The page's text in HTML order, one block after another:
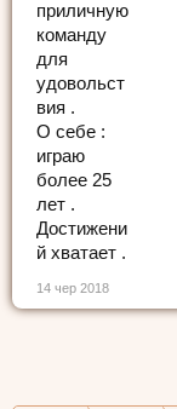
приличную
команду
для
удовольст
вия .
О себе :
играю
более 25
лет .
Достижени
й хватает .
14 чер 2018